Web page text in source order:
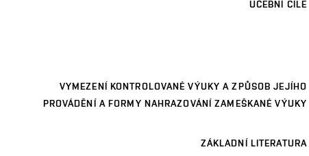
UČEBNÍ CÍLE
VYMEZENÍ KONTROLOVANÉ VÝUKY A ZPŮSOB JEJÍHO
PROVÁDĚNÍ A FORMY NAHRAZOVÁNÍ ZAMEŠKANÉ VÝUKY
ZÁKLADNÍ LITERATURA